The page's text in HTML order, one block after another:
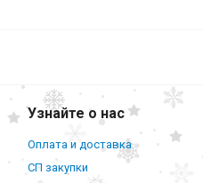
Узнайте о нас
Оплата и доставка
СП закупки